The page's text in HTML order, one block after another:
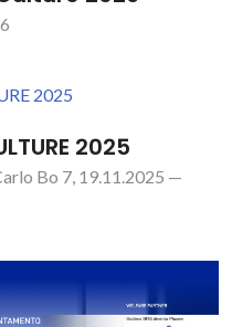
2025
Bo 7, 19.11.2025 —